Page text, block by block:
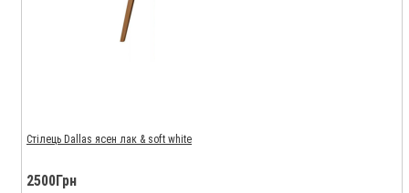
Стілець Dallas ясен лак & soft white
2500Грн